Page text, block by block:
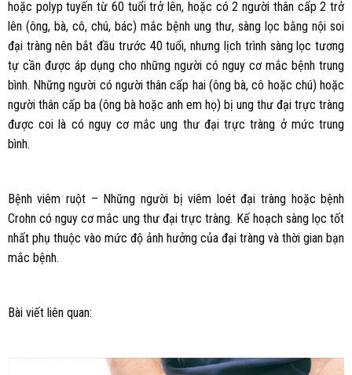
hoặc polyp tuyến từ 60 tuổi trở lên, hoặc có 2 người thân cấp 2 trở
lên (ông, bà, cô, chú, bác) mắc bệnh ung thư, sàng lọc bằng nội soi
đại tràng nên bắt đầu trước 40 tuổi, nhưng lịch trình sàng lọc tương
tự cần được áp dụng cho những người có nguy cơ mắc bệnh trung
bình. Những người có người thân cấp hai (ông bà, cô hoặc chú) hoặc
người thân cấp ba (ông bà hoặc anh em họ) bị ung thư đại trực tràng
được coi là có nguy cơ mắc ung thư đại trực tràng ở mức trung
bình.
Bệnh viêm ruột – Những người bị viêm loét đại tràng hoặc bệnh
Crohn có nguy cơ mắc ung thư đại trực tràng. Kế hoạch sàng lọc tốt
nhất phụ thuộc vào mức độ ảnh hưởng của đại tràng và thời gian bạn
mắc bệnh.
Bài viết liên quan: